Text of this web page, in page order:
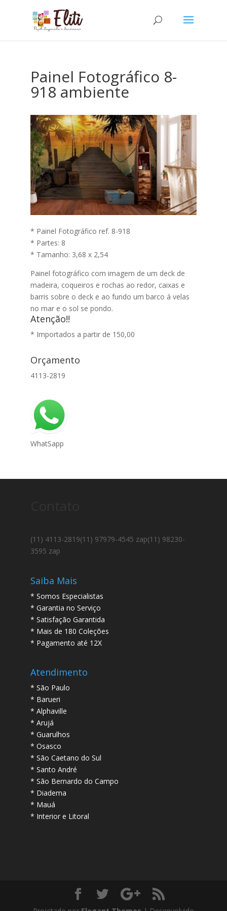
Painel Fotográfico 8-
918 ambiente
* Painel Fotográfico ref. 8-918
* Partes: 8
* Tamanho: 3,68 x 2,54
Painel fotográfico com imagem de um deck de
madeira, coqueiros e rochas ao redor, caixas e
barris sobre o deck e ao fundo um barco á velas
no mar e o sol se pondo.
Atenção!!
* Importados a partir de 150,00
Orçamento
4113-2819
WhatSapp
(11) 4113-2819(11) 97979-4545 zap(11) 98230-
3595 zap
Saiba Mais
* Somos Especialistas
* Garantia no Serviço
* Satisfação Garantida
* Mais de 180 Coleções
* Pagamento até 12X
Atendimento
* São Paulo
* Barueri
* Alphaville
* Arujá
* Guarulhos
* Osasco
* São Caetano do Sul
* Santo André
* São Bernardo do Campo
* Diadema
* Mauá
* Interior e Litoral